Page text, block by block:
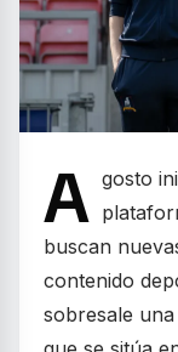
A gosto
buscan
contenido
sobresale